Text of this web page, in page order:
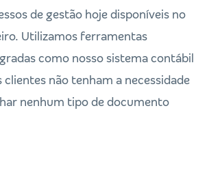
de gestão hoje disponíveis no
Utilizamos ferramentas
como nosso sistema contábil
clientes não tenham a necessidade
nenhum tipo de documento